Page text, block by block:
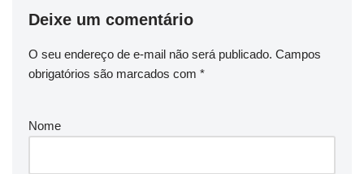
Deixe um comentário
O seu endereço de e-mail não será publicado. Campos
obrigatórios são marcados com *
Nome